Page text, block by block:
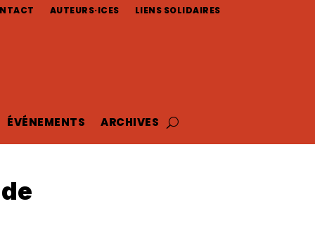
AUTEURS·ICES LIENS SOLIDAIRES
ÉVÉNEMENTS ARCHIVES